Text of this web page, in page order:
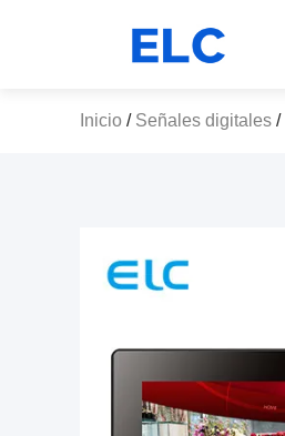
Inicio / Señales digitales /